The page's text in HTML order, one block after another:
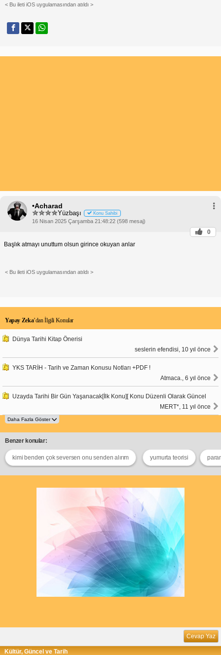
< Bu ileti iOS uygulamasından atıldı >
•Acharad
Yüzbaşı Konu Sahibi
16 Nisan 2025 Çarşamba 21:48:22 (598 mesaj)
0
Başlık atmayı unuttum olsun girince okuyan anlar
< Bu ileti iOS uygulamasından atıldı >
Yapay Zeka’dan İlgili Konular
Dünya Tarihi Kitap Önerisi
seslerin efendisi, 10 yıl önce
YKS TARİH - Tarih ve Zaman Konusu Notları +PDF !
Atmaca., 6 yıl önce
Uzayda Tarihi Bir Gün Yaşanacak[İlk Konu][ Konu Düzenli Olarak Güncel
MERT*, 11 yıl önce
Benzer konular:
kimi benden çok seversen onu senden alırım yumurta teorisi
Cevap Yaz
Kültür, Güncel ve Tarih